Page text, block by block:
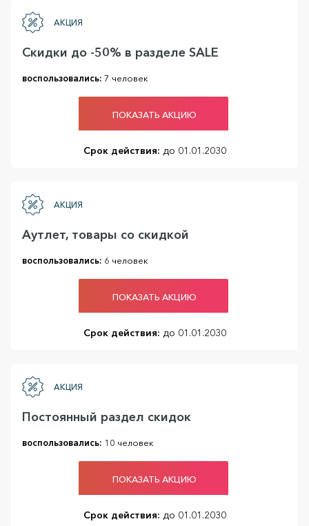
АКЦИЯ
Скидки до -50% в разделе SALE
воспользовались: 7 человек
ПОКАЗАТЬ АКЦИЮ
Срок действия: до 01.01.2030
АКЦИЯ
Аутлет, товары со скидкой
воспользовались: 6 человек
ПОКАЗАТЬ АКЦИЮ
Срок действия: до 01.01.2030
АКЦИЯ
Постоянный раздел скидок
воспользовались: 10 человек
ПОКАЗАТЬ АКЦИЮ
Срок действия: до 01.01.2030